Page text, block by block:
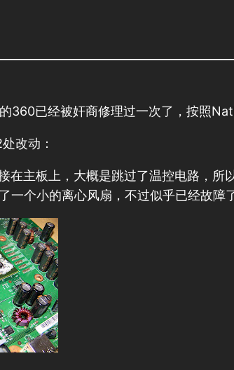
360已经被奸商修理过一次了，按照
改动：
在主板上，大概是跳过了温控电路，所
一个小的离心风扇，不过似乎已经故障了